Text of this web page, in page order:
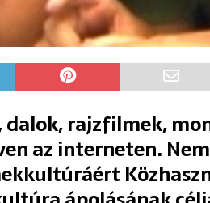
rajzfilmek,
az interneten.